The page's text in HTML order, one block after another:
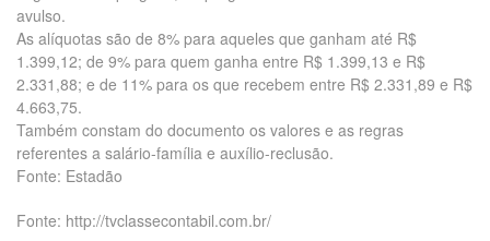
avulso.
As alíquotas são de 8% para aqueles que ganham até R$
1.399,12; de 9% para quem ganha entre R$ 1.399,13 e R$
2.331,88; e de 11% para os que recebem entre R$ 2.331,89 e R$
4.663,75.
Também constam do documento os valores e as regras
referentes a salário-família e auxílio-reclusão.
Fonte: Estadão
Fonte: http://tvclassecontabil.com.br/